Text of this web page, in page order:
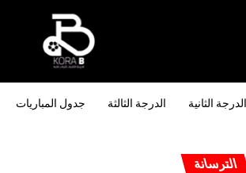
الدرجة الثانية الدرجة الثالثة جدول المباريات
الترسانة